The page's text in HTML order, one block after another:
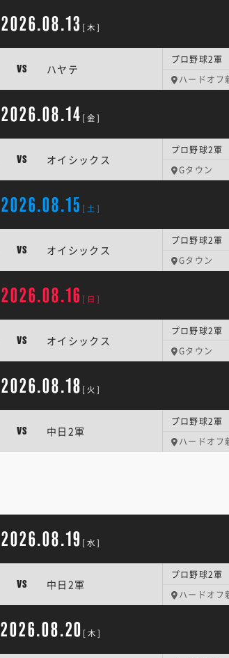
2026.08.13 [木]
VS ハヤテ
プロ野球2
ハードオフ
2026.08.14 [金]
VS オイシックス
プロ野球2
Gタウン
2026.08.15 [土]
VS オイシックス
プロ野球2
Gタウン
2026.08.16 [日]
VS オイシックス
プロ野球2
Gタウン
2026.08.18 [火]
VS 中日2軍
プロ野球2
ハードオフ
2026.08.19 [水]
VS 中日2軍
プロ野球2
ハードオフ
2026.08.20 [木]